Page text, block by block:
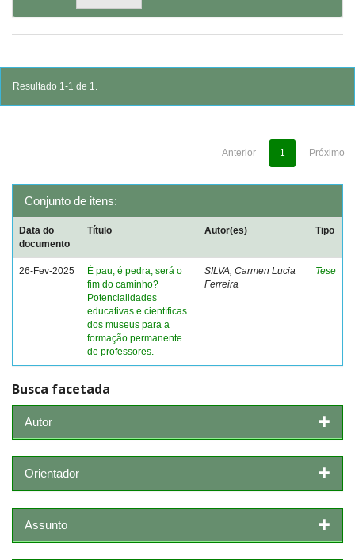
Resultado 1-1 de 1.
Anterior 1 Próximo
Conjunto de itens:
Data do
documento
Título Autor(es) Tipo
26-Fev-2025
É pau, é pedra, será o
fim do caminho?
Potencialidades
educativas e científicas
dos museus para a
formação permanente
de professores.
SILVA, Carmen Lucia
Ferreira
Tese
Busca facetada
Autor
Orientador
Assunto